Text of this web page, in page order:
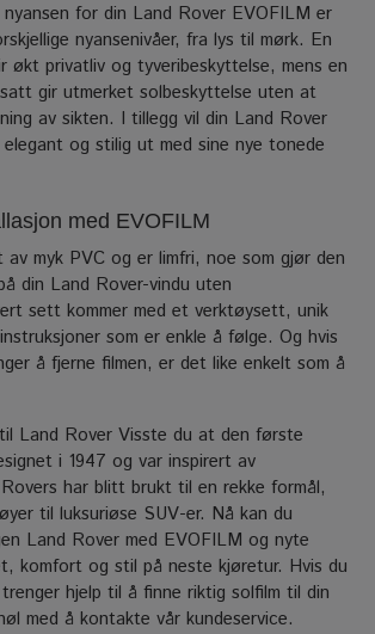
for din Land Rover EVOFILM er
nyansenivåer, fra lys til mørk. En
økt privatliv og tyveribeskyttelse, mens en
gir utmerket solbeskyttelse uten at
av sikten. I tillegg vil din Land Rover
og stilig ut med sine nye tonede
med EVOFILM
av myk PVC og er limfri, noe som gjør den
din Land Rover-vindu uten
sett kommer med et verktøysett, unik
som er enkle å følge. Og hvis
å fjerne filmen, er det like enkelt som å
Land Rover Visste du at den første
i 1947 og var inspirert av
har blitt brukt til en rekke formål,
til luksuriøse SUV-er. Nå kan du
Land Rover med EVOFILM og nyte
komfort og stil på neste kjøretur. Hvis du
hjelp til å finne riktig solfilm til din
med å kontakte vår kundeservice.